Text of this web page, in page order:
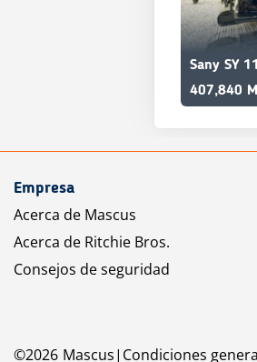
Sany SY
407,840
Empresa
Acerca de Mascus
Acerca de Ritchie Bros.
Consejos de seguridad
©2026 Mascus Condiciones